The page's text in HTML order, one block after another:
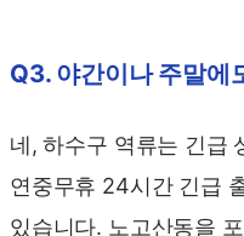
Q3. 야간이나 주말에
네, 하수구 역류는 긴급
연중무휴 24시간 긴급
있습니다. 노고산동을